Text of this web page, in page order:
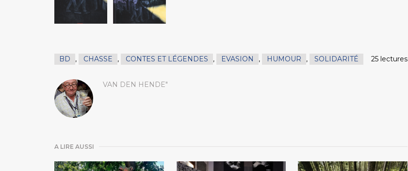
BD , CHASSE , CONTES ET LÉGENDES , EVASION , HUMOUR , SOLIDARITÉ 25 lectures
VAN DEN HENDE"
A LIRE AUSSI